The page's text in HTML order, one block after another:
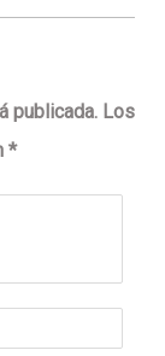
publicada. Los
*